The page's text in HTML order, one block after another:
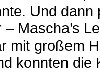
Und
Mascha’s
mit großem
konnten